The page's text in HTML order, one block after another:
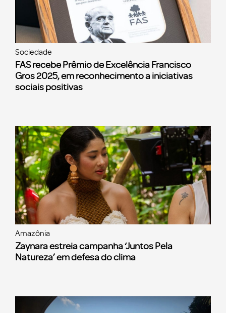
Sociedade
FAS recebe Prêmio de Excelência Francisco
Gros 2025, em reconhecimento a iniciativas
sociais positivas
Amazônia
Zaynara estreia campanha ‘Juntos Pela
Natureza’ em defesa do clima